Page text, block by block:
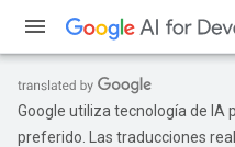
Google utiliza tecnología de IA
preferido. Las traducciones